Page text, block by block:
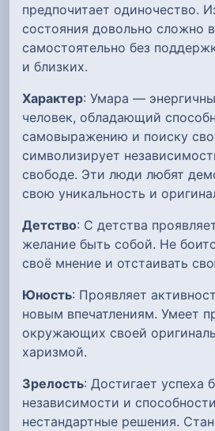
предпочитает одиночество.
состояния довольно сложно
самостоятельно без
и близких.
Характер: Умара —
человек, обладающий
самовыражению и поиску
символизирует
свободе. Эти люди любят
свою уникальность и
Детство: С детства
желание быть собой. Не
своё мнение и отстаивать
Юность: Проявляет
новым впечатлениям. Умеет
окружающих своей
харизмой.
Зрелость: Достигает успеха
независимости и
нестандартные решения.